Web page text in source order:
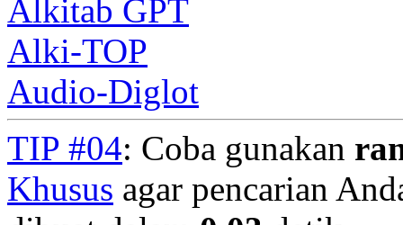
Alkitab GPT
Alki-TOP
Audio-Diglot
TIP #04: Coba gunakan
Khusus agar pencarian